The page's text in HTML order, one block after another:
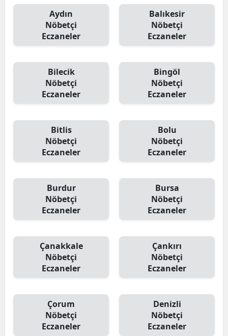
Aydın
Nöbetçi
Eczaneler
Balıkesir
Nöbetçi
Eczaneler
Bilecik
Nöbetçi
Eczaneler
Bingöl
Nöbetçi
Eczaneler
Bitlis
Nöbetçi
Eczaneler
Bolu
Nöbetçi
Eczaneler
Burdur
Nöbetçi
Eczaneler
Bursa
Nöbetçi
Eczaneler
Çanakkale
Nöbetçi
Eczaneler
Çankırı
Nöbetçi
Eczaneler
Çorum
Nöbetçi
Eczaneler
Denizli
Nöbetçi
Eczaneler